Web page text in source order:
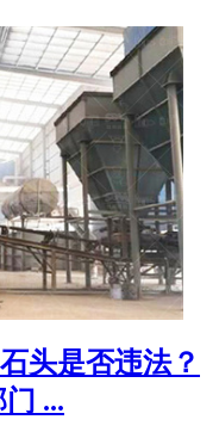
头是否违法？
...